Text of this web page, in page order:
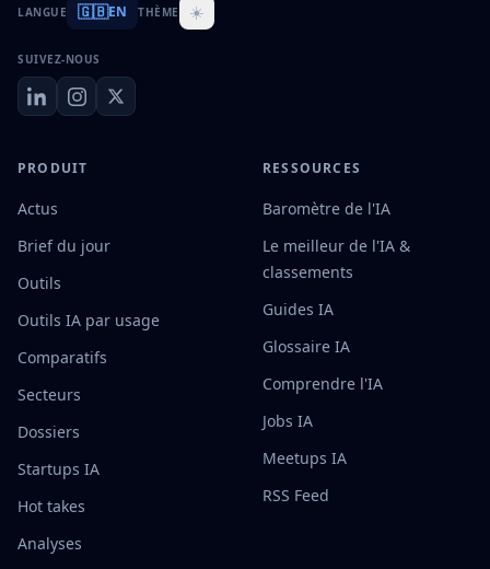
LANGUE 🇬🇧EN THÈME ☀️
SUIVEZ-NOUS
PRODUIT
Actus
Brief du jour
Outils
Outils IA par usage
Comparatifs
Secteurs
Dossiers
Startups IA
Hot takes
Analyses
RESSOURCES
Baromètre de l'IA
Le meilleur de l'IA &
classements
Guides IA
Glossaire IA
Comprendre l'IA
Jobs IA
Meetups IA
RSS Feed